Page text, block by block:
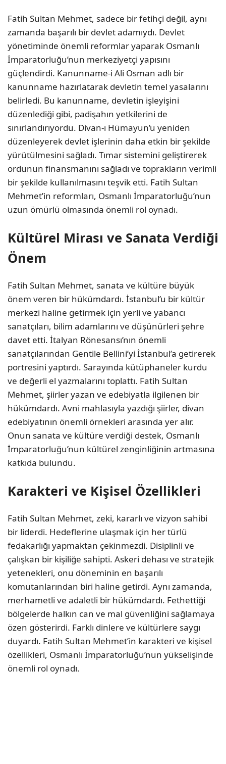
Fatih Sultan Mehmet, sadece bir fetihçi değil, aynı
zamanda başarılı bir devlet adamıydı. Devlet
yönetiminde önemli reformlar yaparak Osmanlı
İmparatorluğu’nun merkeziyetçi yapısını
güçlendirdi. Kanunname-i Ali Osman adlı bir
kanunname hazırlatarak devletin temel yasalarını
belirledi. Bu kanunname, devletin işleyişini
düzenlediği gibi, padişahın yetkilerini de
sınırlandırıyordu. Divan-ı Hümayun’u yeniden
düzenleyerek devlet işlerinin daha etkin bir şekilde
yürütülmesini sağladı. Tımar sistemini geliştirerek
ordunun finansmanını sağladı ve toprakların verimli
bir şekilde kullanılmasını teşvik etti. Fatih Sultan
Mehmet’in reformları, Osmanlı İmparatorluğu’nun
uzun ömürlü olmasında önemli rol oynadı.
Kültürel Mirası ve Sanata Verdiği
Önem
Fatih Sultan Mehmet, sanata ve kültüre büyük
önem veren bir hükümdardı. İstanbul’u bir kültür
merkezi haline getirmek için yerli ve yabancı
sanatçıları, bilim adamlarını ve düşünürleri şehre
davet etti. İtalyan Rönesansı’nın önemli
sanatçılarından Gentile Bellini’yi İstanbul’a getirerek
portresini yaptırdı. Sarayında kütüphaneler kurdu
ve değerli el yazmalarını toplattı. Fatih Sultan
Mehmet, şiirler yazan ve edebiyatla ilgilenen bir
hükümdardı. Avni mahlasıyla yazdığı şiirler, divan
edebiyatının önemli örnekleri arasında yer alır.
Onun sanata ve kültüre verdiği destek, Osmanlı
İmparatorluğu’nun kültürel zenginliğinin artmasına
katkıda bulundu.
Karakteri ve Kişisel Özellikleri
Fatih Sultan Mehmet, zeki, kararlı ve vizyon sahibi
bir liderdi. Hedeflerine ulaşmak için her türlü
fedakarlığı yapmaktan çekinmezdi. Disiplinli ve
çalışkan bir kişiliğe sahipti. Askeri dehası ve stratejik
yetenekleri, onu döneminin en başarılı
komutanlarından biri haline getirdi. Aynı zamanda,
merhametli ve adaletli bir hükümdardı. Fethettiği
bölgelerde halkın can ve mal güvenliğini sağlamaya
özen gösterirdi. Farklı dinlere ve kültürlere saygı
duyardı. Fatih Sultan Mehmet’in karakteri ve kişisel
özellikleri, Osmanlı İmparatorluğu’nun yükselişinde
önemli rol oynadı.